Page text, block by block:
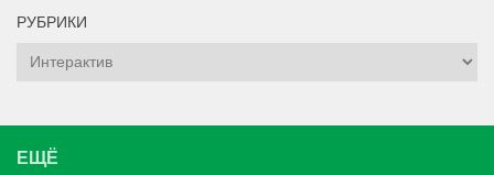
РУБРИКИ
Рубрики
ЕЩЁ